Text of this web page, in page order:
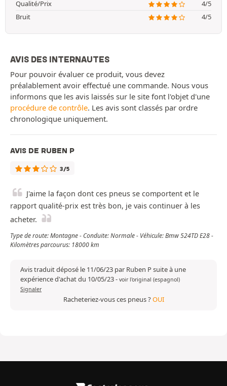
Qualité/Prix
4/5
Bruit
4/5
AVIS DES INTERNAUTES
Pour pouvoir évaluer ce produit, vous devez
préalablement avoir effectué une commande. Nous vous
informons que les avis laissés sur le site font l'objet d'une
procédure de contrôle. Les avis sont classés par ordre
chronologique uniquement.
AVIS DE RUBEN P
3/5
J'aime la façon dont ces pneus se comportent et le
rapport qualité-prix est très bon, je vais continuer à les
acheter.
Type de route: Montagne - Conduite: Normale - Véhicule: Bmw 524TD E28 -
Kilomètres parcourus: 18000 km
Avis traduit déposé le 11/06/23 par Ruben P suite à une
expérience d'achat du 10/05/23- voir l'original (espagnol)
Signaler
Racheteriez-vous ces pneus ?OUI